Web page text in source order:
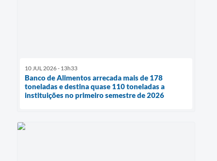
10 JUL 2026 - 13h33
Banco de Alimentos arrecada mais de 178
toneladas e destina quase 110 toneladas a
instituições no primeiro semestre de 2026